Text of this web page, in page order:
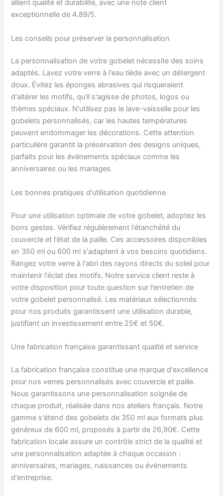
allient qualité et durabilité, avec une note client
exceptionnelle de 4.89/5.
Les conseils pour préserver la personnalisation
La personnalisation de votre gobelet nécessite des soins
adaptés. Lavez votre verre à l'eau tiède avec un détergent
doux. Évitez les éponges abrasives qui risqueraient
d'altérer les motifs, qu'il s'agisse de photos, logos ou
thèmes spéciaux. N'utilisez pas le lave-vaisselle pour les
gobelets personnalisés, car les hautes températures
peuvent endommager les décorations. Cette attention
particulière garantit la préservation des designs uniques,
parfaits pour les événements spéciaux comme les
anniversaires ou les mariages.
Les bonnes pratiques d'utilisation quotidienne
Pour une utilisation optimale de votre gobelet, adoptez les
bons gestes. Vérifiez régulièrement l'étanchéité du
couvercle et l'état de la paille. Ces accessoires disponibles
en 350 ml ou 600 ml s'adaptent à vos besoins quotidiens.
Rangez votre verre à l'abri des rayons directs du soleil pour
maintenir l'éclat des motifs. Notre service client reste à
votre disposition pour toute question sur l'entretien de
votre gobelet personnalisé. Les matériaux sélectionnés
pour nos produits garantissent une utilisation durable,
justifiant un investissement entre 25€ et 50€.
Une fabrication française garantissant qualité et service
La fabrication française constitue une marque d'excellence
pour nos verres personnalisés avec couvercle et paille.
Nous garantissons une personnalisation soignée de
chaque produit, réalisée dans nos ateliers français. Notre
gamme s'étend des gobelets de 350 ml aux formats plus
généreux de 600 ml, proposés à partir de 26,90€. Cette
fabrication locale assure un contrôle strict de la qualité et
une personnalisation adaptée à chaque occasion :
anniversaires, mariages, naissances ou événements
d'entreprise.